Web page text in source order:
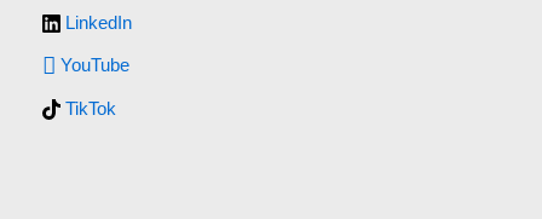
LinkedIn
YouTube
TikTok